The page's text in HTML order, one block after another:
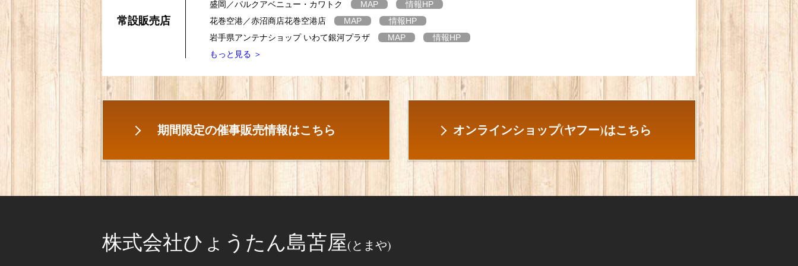
常設販売店
盛岡／パルクアベニュー・カワトク MAP 情報HP
花巻空港／赤沼商店花巻空港店
MAP 情報HP
岩手県アンテナショップ いわて銀河プラザ
MAP 情報HP
もっと見る ＞
期間限定の催事販売情報はこちら オンラインショップ(ヤフー)はこちら
株式会社ひょうたん島苫屋(とまや)